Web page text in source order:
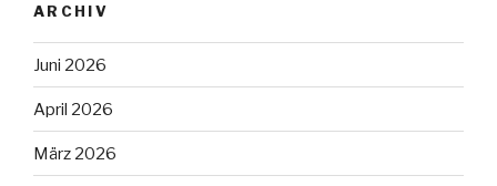
ARCHIV
Juni 2026
April 2026
März 2026